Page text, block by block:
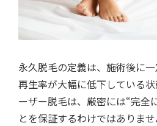
永久脱毛の定義は、施術後に
再生率が大幅に低下している
ーザー脱毛は、厳密には“完全
とを保証するわけではありま